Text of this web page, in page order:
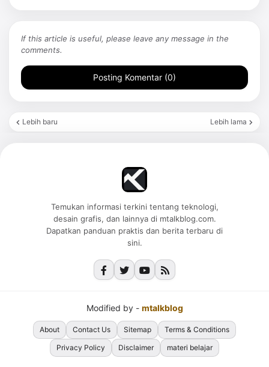
If this article is useful, please leave any message in the
comments.
Posting Komentar (0)
Lebih baru Lebih lama
Temukan informasi terkini tentang teknologi,
desain grafis, dan lainnya di mtalkblog.com.
Dapatkan panduan praktis dan berita terbaru di
sini.
Modified by - mtalkblog
About Contact Us Sitemap
Terms & Conditions
Privacy Policy
Disclaimer materi belajar